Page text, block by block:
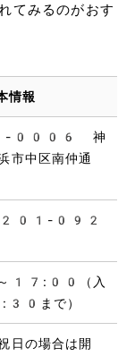
てみるのがおす
情報
0006 神
市中区南仲通
092
17:00（入
まで）
日の場合は開